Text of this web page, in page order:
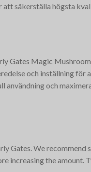
säkerställa högsta
Gates Magic
och inställning för
och
Gates. We
increasing the amount.